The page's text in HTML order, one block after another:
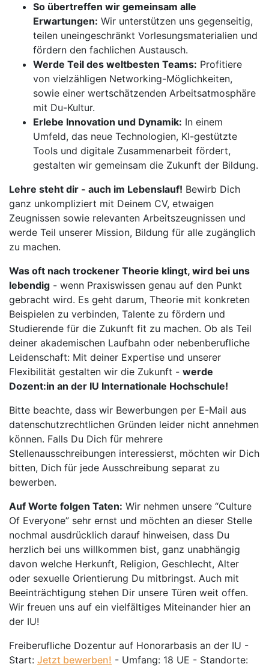
So übertreffen wir gemeinsam alle
Erwartungen: Wir unterstützen uns gegenseitig,
teilen uneingeschränkt Vorlesungsmaterialien und
fördern den fachlichen Austausch.
Werde Teil des weltbesten Teams: Profitiere
von vielzähligen Networking-Möglichkeiten,
sowie einer wertschätzenden Arbeitsatmosphäre
mit Du-Kultur.
Erlebe Innovation und Dynamik: In einem
Umfeld, das neue Technologien, KI-gestützte
Tools und digitale Zusammenarbeit fördert,
gestalten wir gemeinsam die Zukunft der Bildung.
Lehre steht dir - auch im Lebenslauf! Bewirb Dich
ganz unkompliziert mit Deinem CV, etwaigen
Zeugnissen sowie relevanten Arbeitszeugnissen und
werde Teil unserer Mission, Bildung für alle zugänglich
zu machen.
Was oft nach trockener Theorie klingt, wird bei uns
lebendig - wenn Praxiswissen genau auf den Punkt
gebracht wird. Es geht darum, Theorie mit konkreten
Beispielen zu verbinden, Talente zu fördern und
Studierende für die Zukunft fit zu machen. Ob als Teil
deiner akademischen Laufbahn oder nebenberufliche
Leidenschaft: Mit deiner Expertise und unserer
Flexibilität gestalten wir die Zukunft - werde
Dozent:in an der IU Internationale Hochschule!
Bitte beachte, dass wir Bewerbungen per E-Mail aus
datenschutzrechtlichen Gründen leider nicht annehmen
können. Falls Du Dich für mehrere
Stellenausschreibungen interessierst, möchten wir Dich
bitten, Dich für jede Ausschreibung separat zu
bewerben.
Auf Worte folgen Taten: Wir nehmen unsere “Culture
Of Everyone” sehr ernst und möchten an dieser Stelle
nochmal ausdrücklich darauf hinweisen, dass Du
herzlich bei uns willkommen bist, ganz unabhängig
davon welche Herkunft, Religion, Geschlecht, Alter
oder sexuelle Orientierung Du mitbringst. Auch mit
Beeinträchtigung stehen Dir unsere Türen weit offen.
Wir freuen uns auf ein vielfältiges Miteinander hier an
der IU!
Freiberufliche Dozentur auf Honorarbasis an der IU -
Start: Jetzt bewerben! - Umfang: 18 UE - Standorte: